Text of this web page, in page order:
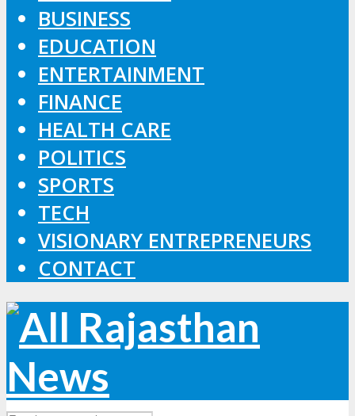
BUSINESS
EDUCATION
ENTERTAINMENT
FINANCE
HEALTH CARE
POLITICS
SPORTS
TECH
VISIONARY ENTREPRENEURS
CONTACT